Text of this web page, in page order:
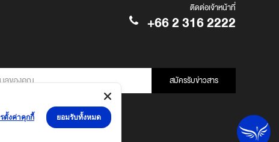
ติดต่อเจ้าหน้าที่
+66 2 316 2222
สมัครรับข่าวสาร
ยอมรับทั้งหมด
ตั้งค่าคุกกี้